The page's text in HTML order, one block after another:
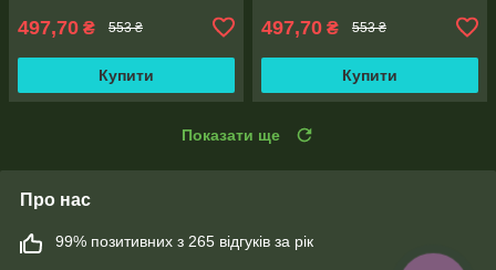
497,70 ₴ 553 ₴
Купити
497,70 ₴ 553 ₴
Купити
Показати ще
Про нас
99% позитивних з 265 відгуків за рік